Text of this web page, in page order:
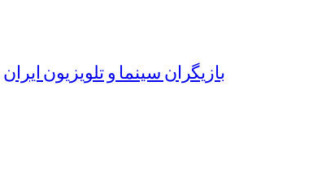
بازیگران سینما و تلویزیون ایران